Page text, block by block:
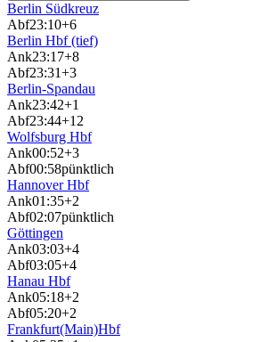
Berlin Südkreuz
Abf23:10+6
Berlin Hbf (tief)
Ank23:17+8
Abf23:31+3
Berlin-Spandau
Ank23:42+1
Abf23:44+12
Wolfsburg Hbf
Ank00:52+3
Abf00:58pünktlich
Hannover Hbf
Ank01:35+2
Abf02:07pünktlich
Göttingen
Ank03:03+4
Abf03:05+4
Hanau Hbf
Ank05:18+2
Abf05:20+2
Frankfurt(Main)Hbf